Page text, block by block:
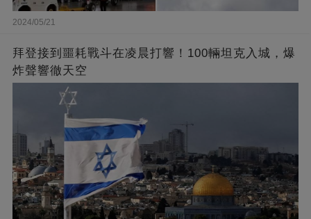
2024/05/21
拜登接到噩耗戰斗在凌晨打響！100輛坦克入城，爆
炸聲響徹天空